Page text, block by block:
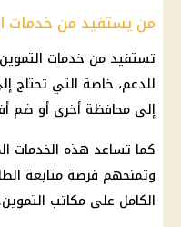
من يستفيد من خدمات
تستفيد من خدمات التموين
للدعم، خاصة التي تحتاج
إلى محافظة أخرى أو ضم
كما تساعد هذه الخدمات
وتمنحهم فرصة متابعة
الكامل على مكاتب التموين.